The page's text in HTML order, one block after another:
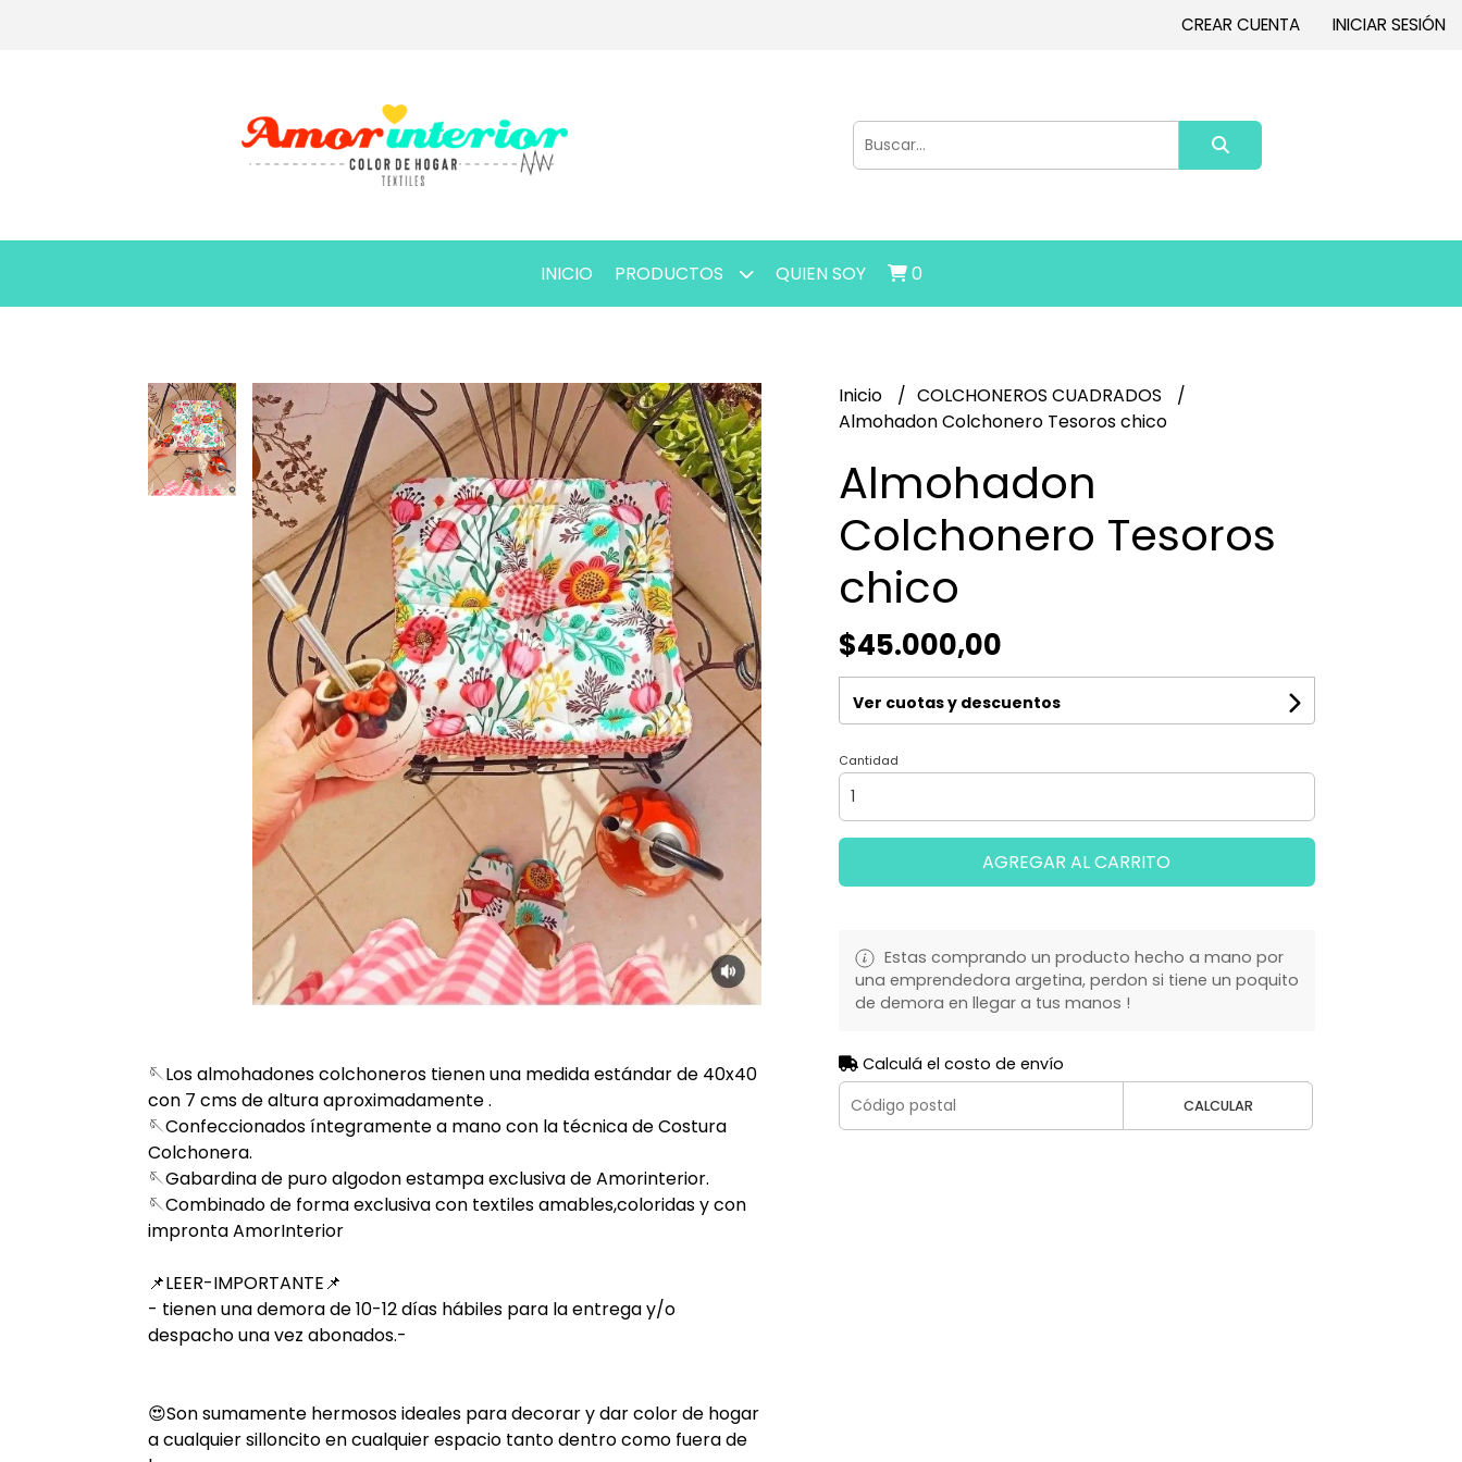
CREAR CUENTA INICIAR SESIÓN
INICIO PRODUCTOS QUIEN SOY 0
🪡Los almohadones colchoneros tienen una medida estándar de 40x40
con 7 cms de altura aproximadamente .
🪡Confeccionados íntegramente a mano con la técnica de Costura
Colchonera.
🪡Gabardina de puro algodon estampa exclusiva de Amorinterior.
🪡Combinado de forma exclusiva con textiles amables,coloridas y con
impronta AmorInterior
📌LEER-IMPORTANTE📌
- tienen una demora de 10-12 días hábiles para la entrega y/o
despacho una vez abonados.-
😍Son sumamente hermosos ideales para decorar y dar color de hogar
a cualquier silloncito en cualquier espacio tanto dentro como fuera de
Inicio
COLCHONEROS CUADRADOS
Almohadon Colchonero Tesoros chico
Almohadon
Colchonero Tesoros
chico
$45.000,00
Ver cuotas y descuentos
Cantidad
AGREGAR AL CARRITO
Estas comprando un producto hecho a mano por
una emprendedora argetina, perdon si tiene un poquito
de demora en llegar a tus manos !
Calculá el costo de envío
CALCULAR